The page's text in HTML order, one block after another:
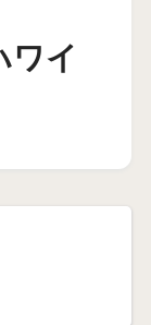
ワイ